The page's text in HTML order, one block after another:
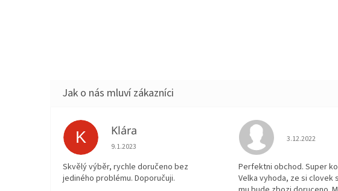
K Klára
Hodnocení obchodu je 5 z 5 hvězdiček.
9.1.2023
Skvělý výběr, rychle doručeno bez
jediného problému. Doporučuji.
Hodnocení
3.12.2022
Perfektni obchod. Super
Velka vyhoda, ze si clovek